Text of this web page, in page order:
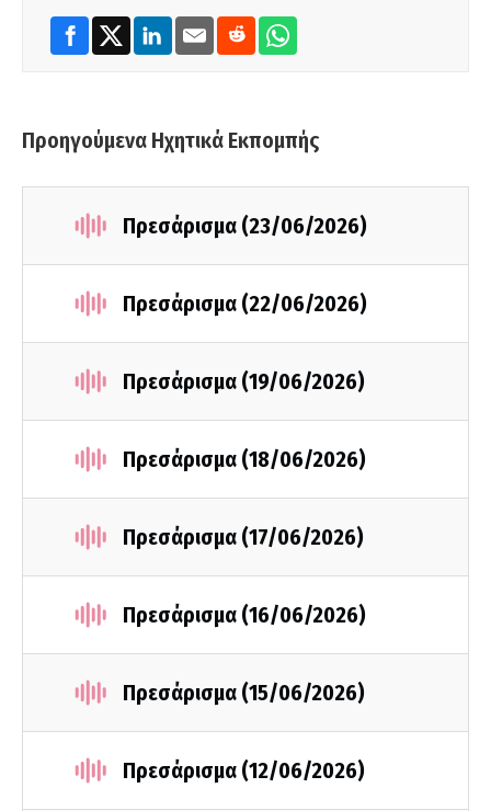
Προηγούμενα Ηχητικά Εκπομπής
Πρεσάρισμα (23/06/2026)
Πρεσάρισμα (22/06/2026)
Πρεσάρισμα (19/06/2026)
Πρεσάρισμα (18/06/2026)
Πρεσάρισμα (17/06/2026)
Πρεσάρισμα (16/06/2026)
Πρεσάρισμα (15/06/2026)
Πρεσάρισμα (12/06/2026)